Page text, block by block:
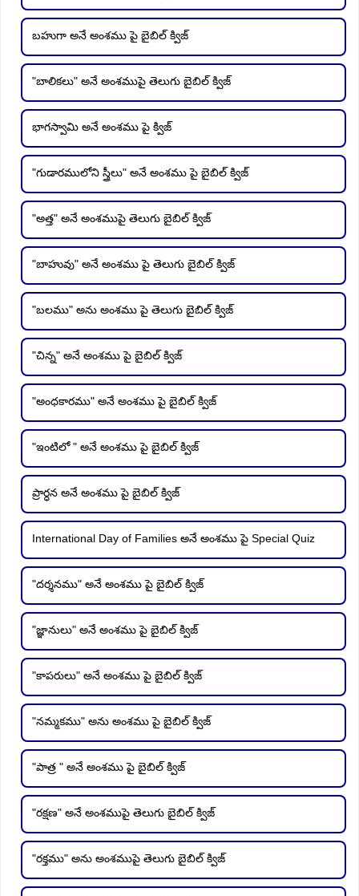
బహుగా అనే అంశము పై బైబిల్ క్విజ్
"బాలికలు" అనే అంశముపై తెలుగు బైబిల్ క్విజ్
భాగస్వామి అనే అంశము పై క్విజ్
"గుడారములోని స్త్రీలు" అనే అంశము పై బైబిల్ క్విజ్
"అత్త" అనే అంశముపై తెలుగు బైబిల్ క్విజ్
"బాహువు" అనే అంశము పై తెలుగు బైబిల్ క్విజ్
"బలము" అను అంశము పై తెలుగు బైబిల్ క్విజ్
"చిన్న" అనే అంశము పై బైబిల్ క్విజ్
"అంధకారము" అనే అంశము పై బైబిల్ క్విజ్
"ఇంటిలో " అనే అంశము పై బైబిల్ క్విజ్
ప్రార్ధన అనే అంశము పై బైబిల్ క్విజ్
International Day of Families అనే అంశము పై Special Quiz
"దర్శనము" అనే అంశము పై బైబిల్ క్విజ్
"జ్ఞానులు" అనే అంశము పై బైబిల్ క్విజ్
"కాపరులు" అనే అంశము పై బైబిల్ క్విజ్
"నమ్మకము" అను అంశము పై బైబిల్ క్విజ్
"పాత్ర " అనే అంశము పై బైబిల్ క్విజ్
"రక్షణ" అనే అంశముపై తెలుగు బైబిల్ క్విజ్
"రక్తము" అను అంశముపై తెలుగు బైబిల్ క్విజ్